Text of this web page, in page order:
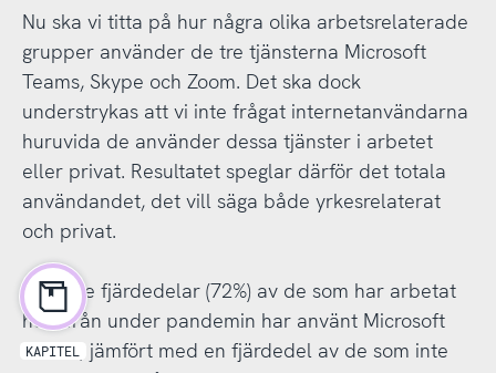
Nu ska vi titta på hur några olika arbetsrelaterade
grupper använder de tre tjänsterna Microsoft
Teams, Skype och Zoom. Det ska dock
understrykas att vi inte frågat internetanvändarna
huruvida de använder dessa tjänster i arbetet
eller privat. Resultatet speglar därför det totala
användandet, det vill säga både yrkesrelaterat
och privat.
Nära tre fjärdedelar (72%) av de som har arbetat
hemifrån under pandemin har använt Microsoft
Teams, jämfört med en fjärdedel av de som inte
KAPITEL